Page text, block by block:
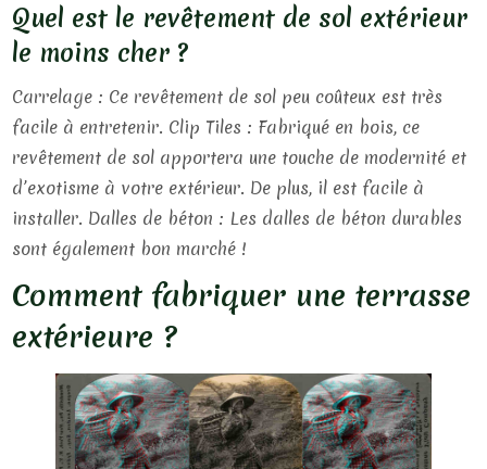
Quel est le revêtement de sol extérieur
le moins cher ?
Carrelage : Ce revêtement de sol peu coûteux est très
facile à entretenir. Clip Tiles : Fabriqué en bois, ce
revêtement de sol apportera une touche de modernité et
d’exotisme à votre extérieur. De plus, il est facile à
installer. Dalles de béton : Les dalles de béton durables
sont également bon marché !
Comment fabriquer une terrasse
extérieure ?